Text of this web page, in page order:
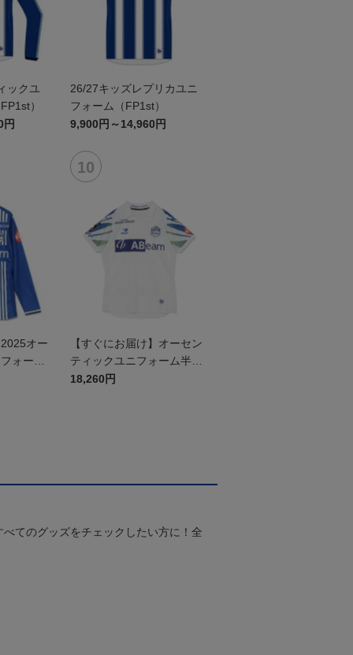
ックユ
）
円
26/27キッズレプリカユニ
フォーム（FP1st）
9,900円～14,960円
オー
ォーム
【すぐにお届け】オーセン
ティックユニフォーム半袖
（2026百年構想リーグ）F
18,260円
てのグッズをチェックしたい方に！全